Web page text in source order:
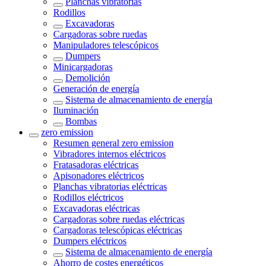
Rodillos
Excavadoras
Cargadoras sobre ruedas
Manipuladores telescópicos
Dumpers
Minicargadoras
Demolición
Generación de energía
Sistema de almacenamiento de energía
Iluminación
Bombas
zero emission
Resumen general zero emission
Vibradores internos eléctricos
Fratasadoras eléctricas
Apisonadores eléctricos
Planchas vibratorias eléctricas
Rodillos eléctricos
Excavadoras eléctricas
Cargadoras sobre ruedas eléctricas
Cargadoras telescópicas eléctricas
Dumpers eléctricos
Sistema de almacenamiento de energía
Ahorro de costes energéticos